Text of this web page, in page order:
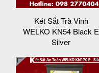
Két Sắt Trà Vinh
WELKO KN54 Black E
Silver